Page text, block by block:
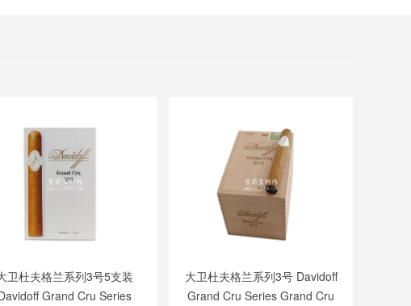
卫杜夫格兰系列3号5支装
Grand Cru Series
大卫杜夫格兰系列3号 Davidoff
Grand Cru Series Grand Cru